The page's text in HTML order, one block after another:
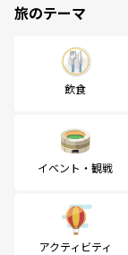
旅のテーマ
飲食
イベント・観戦
アクティビティ